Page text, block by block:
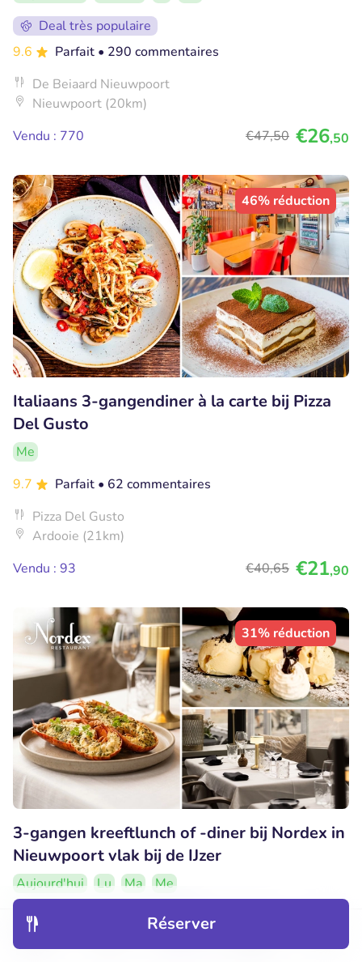
Réserver
Deal très populaire
9.6
Parfait • 290 commentaires
De Beiaard Nieuwpoort
Nieuwpoort (20km)
Vendu : 770
€47,50 €26,50
46% réduction
Italiaans 3-gangendiner à la carte bij Pizza
Del Gusto
Me
9.7
Parfait • 62 commentaires
Pizza Del Gusto
Ardooie (21km)
Vendu : 93
€40,65 €21,90
31% réduction
3-gangen kreeftlunch of -diner bij Nordex in
Nieuwpoort vlak bij de IJzer
Aujourd'hui Lu Ma
Me
9.3
• 152 commentaires
Nordex